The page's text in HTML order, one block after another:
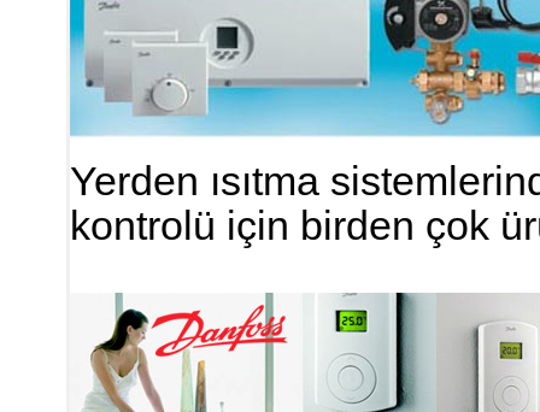
Yerden ısıtma
kontrolü için birden çok